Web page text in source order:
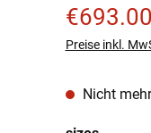
Verkaufspreis:
€693.00
Preise inkl.
Nicht